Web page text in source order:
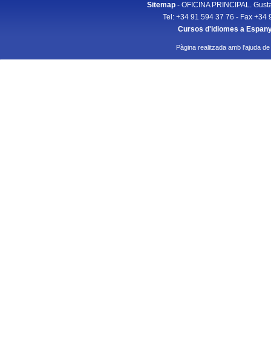
Sitemap - OFICINA PRINCIPAL.
Tel: +34 91 594 37 76 - Fax
Cursos d'idiomes a
Pàgina realitzada amb l'ajuda